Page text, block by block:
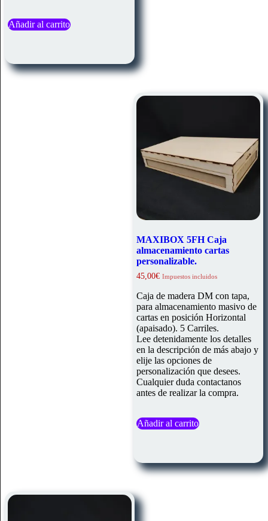
Añadir al carrito
MAXIBOX 5FH Caja
almacenamiento cartas
personalizable.
45,00€ Impuestos incluidos
Caja de madera DM con tapa,
para almacenamiento masivo de
cartas en posición Horizontal
(apaisado). 5 Carriles.
Lee detenidamente los detalles
en la descripción de más abajo y
elije las opciones de
personalización que desees.
Cualquier duda contactanos
antes de realizar la compra.
Añadir al carrito